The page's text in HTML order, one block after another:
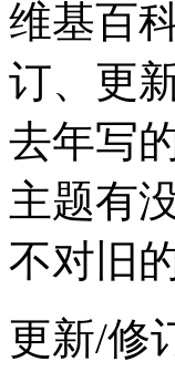
维基百
订、更
去年写
主题有
不对旧
更新/修